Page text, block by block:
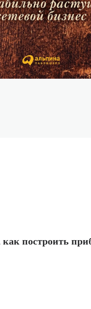
как построить